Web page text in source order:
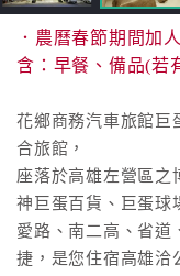
訂
房
HOT
特
色
民
宿
．農曆春節期間加
含：早餐、備品(若
花鄉商務汽車旅館巨
合旅館，
座落於高雄左營區之
神巨蛋百貨、巨蛋球
愛路、南二高、省道
捷，是您住宿高雄洽